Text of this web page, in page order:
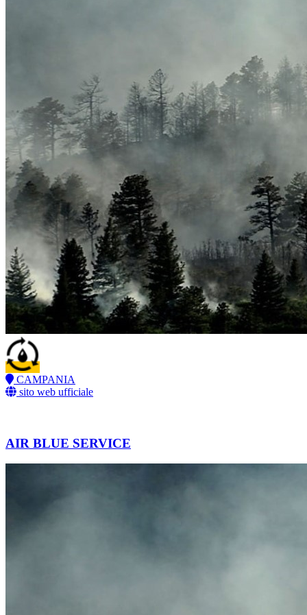
CAMPANIA
sito web ufficiale
AIR BLUE SERVICE